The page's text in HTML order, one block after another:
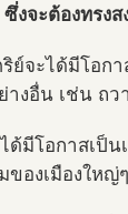
งจะต้องทรง
ย์จะได้มีโอก
างอื่น เช่น ถ
ได้มีโอกาสเป็
ของเมืองใหญ่